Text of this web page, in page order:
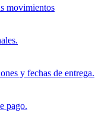
movimientos
y fechas de entrega.
pago.